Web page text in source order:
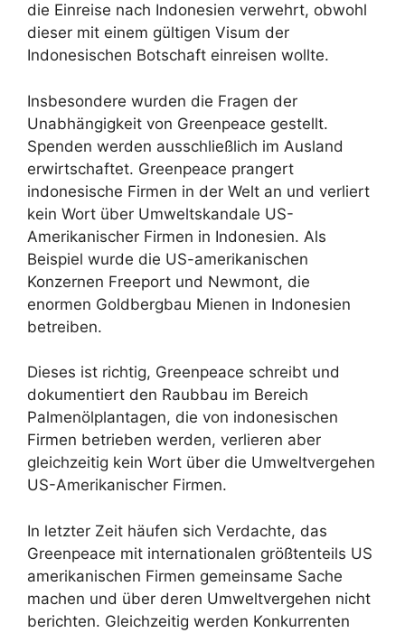
die Einreise nach Indonesien verwehrt, obwohl
dieser mit einem gültigen Visum der
Indonesischen Botschaft einreisen wollte.
Insbesondere wurden die Fragen der
Unabhängigkeit von Greenpeace gestellt.
Spenden werden ausschließlich im Ausland
erwirtschaftet. Greenpeace prangert
indonesische Firmen in der Welt an und verliert
kein Wort über Umweltskandale US-
Amerikanischer Firmen in Indonesien. Als
Beispiel wurde die US-amerikanischen
Konzernen Freeport und Newmont, die
enormen Goldbergbau Mienen in Indonesien
betreiben.
Dieses ist richtig, Greenpeace schreibt und
dokumentiert den Raubbau im Bereich
Palmenölplantagen, die von indonesischen
Firmen betrieben werden, verlieren aber
gleichzeitig kein Wort über die Umweltvergehen
US-Amerikanischer Firmen.
In letzter Zeit häufen sich Verdachte, das
Greenpeace mit internationalen größtenteils US
amerikanischen Firmen gemeinsame Sache
machen und über deren Umweltvergehen nicht
berichten. Gleichzeitig werden Konkurrenten